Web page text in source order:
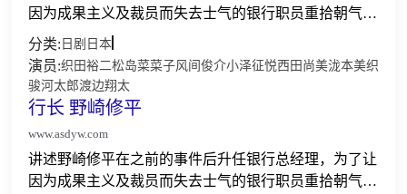
因为成果主义及裁员而失去士气的银行职员重拾朝气，
成为对社会有贡献的银行，他和上作已登场，为人不择
手段，已升为常务的立川祥子，及融资部的石原俊之合
作进行改...
分类: 日剧 日本
演员:织田裕二松岛菜菜子风间俊介小泽征悦西田尚美泷本美织
骏河太郎渡边翔太
行长 野崎修平
www.asdyw.com
讲述野崎修平在之前的事件后升任银行总经理，为了让
因为成果主义及裁员而失去士气的银行职员重拾朝气，